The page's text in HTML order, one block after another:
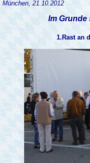
München, 21.10.2012
Im Grunde
1.Rast an